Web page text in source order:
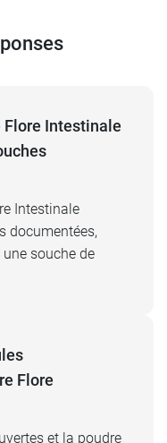
- 10 jours.
même
.
Intestinale
Intestinale
documentées,
souche de
Flore
et la poudre